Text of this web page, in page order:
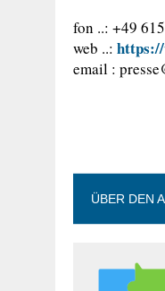
fon ..: +49
web ..:
email :
ÜBER DEN